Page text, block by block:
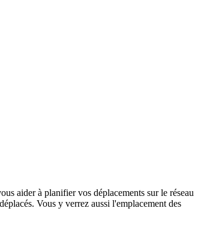
aider à planifier vos déplacements sur le réseau
Vous y verrez aussi l'emplacement des